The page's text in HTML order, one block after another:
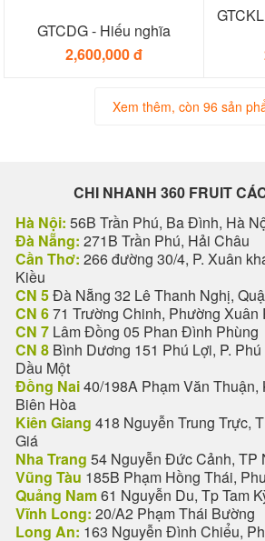
GTCDG - Hiếu nghĩa
2,600,000 đ
Xem thêm, còn 96 sản
CHI NHANH 360 FRUIT
Hà Nội: 56B Trần Phú, Ba Đình, Hà
Đà Nẵng: 271B Trần Phú, Hải Châu
Cần Thơ: 266 đường 30/4, P. Xuân
Kiều
CN 5Đà Nẵng 32 Lê Thanh Nghị,
CN 671 Trường Chinh, Phường Xuân
CN 7 Lâm Đồng 05 Phan Đình Phùng
CN 8 Bình Dương 151 Phú Lợi, P.
Dầu Một
Đồng Nai40/198A Phạm Văn Thuận,
Biên Hòa
Kiên Giang 418 Nguyễn Trung Trực,
Giá
Nha Trang 54 Nguyễn Đức Cảnh, TP
Vũng Tàu 185B Phạm Hồng Thái,
Quảng Nam61 Nguyễn Du, Tp Tam
Vĩnh Long: 20/A2 Phạm Thái Bường
Long An: 163 Nguyễn Đình Chiểu,